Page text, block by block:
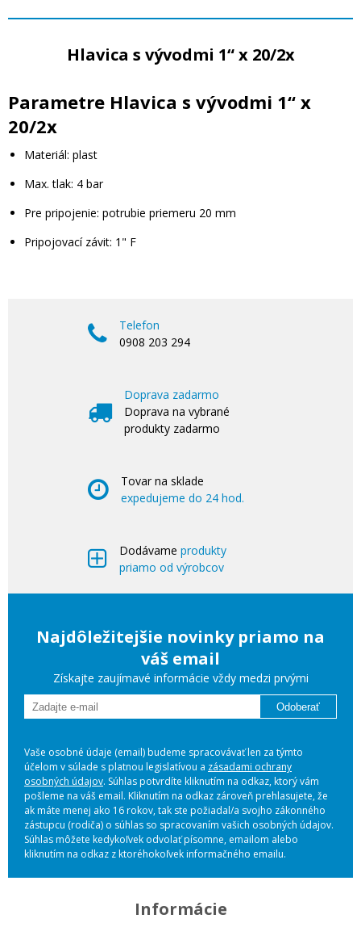
Hlavica s vývodmi 1“ x 20/2x
Parametre Hlavica s vývodmi 1“ x
20/2x
Materiál: plast
Max. tlak: 4 bar
Pre pripojenie: potrubie priemeru 20 mm
Pripojovací závit: 1" F
Telefon
0908 203 294
Doprava zadarmo
Doprava na vybrané
produkty zadarmo
Tovar na sklade
expedujeme do 24 hod.
Dodávame produkty
priamo od výrobcov
Najdôležitejšie novinky priamo na
váš email
Získajte zaujímavé informácie vždy medzi prvými
Odoberať
Vaše osobné údaje (email) budeme spracovávať len za týmto
účelom v súlade s platnou legislatívou a zásadami ochrany
osobných údajov. Súhlas potvrdíte kliknutím na odkaz, ktorý vám
pošleme na váš email. Kliknutím na odkaz zároveň prehlasujete, že
ak máte menej ako 16 rokov, tak ste požiadal/a svojho zákonného
zástupcu (rodiča) o súhlas so spracovaním vašich osobných údajov.
Súhlas môžete kedykoľvek odvolať písomne, emailom alebo
kliknutím na odkaz z ktoréhokoľvek informačného emailu.
Informácie